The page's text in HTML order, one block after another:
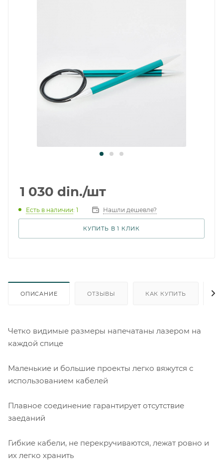
1 030 din./шт
Есть в наличии: 1 Нашли дешевле?
КУПИТЬ В 1 КЛИК
ОПИСАНИЕ ОТЗЫВЫ КАК КУПИТЬ
Четко видимые размеры напечатаны лазером на
каждой спице
Маленькие и большие проекты легко вяжутся с
использованием кабелей
Плавное соединение гарантирует отсутствие
заеданий
Гибкие кабели, не перекручиваются, лежат ровно и
их легко хранить